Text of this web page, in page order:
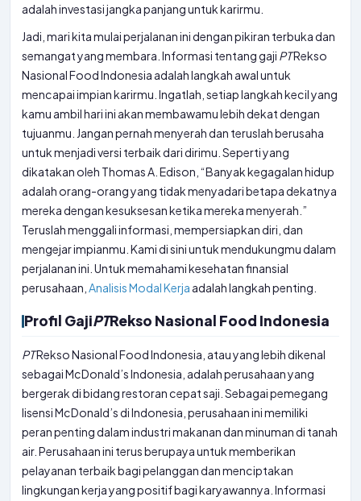
adalah investasi jangka panjang untuk karirmu.
Jadi, mari kita mulai perjalanan ini dengan pikiran terbuka dan
semangat yang membara. Informasi tentang gaji PTRekso
Nasional Food Indonesia adalah langkah awal untuk
mencapai impian karirmu. Ingatlah, setiap langkah kecil yang
kamu ambil hari ini akan membawamu lebih dekat dengan
tujuanmu. Jangan pernah menyerah dan teruslah berusaha
untuk menjadi versi terbaik dari dirimu. Seperti yang
dikatakan oleh Thomas A. Edison, “Banyak kegagalan hidup
adalah orang-orang yang tidak menyadari betapa dekatnya
mereka dengan kesuksesan ketika mereka menyerah.”
Teruslah menggali informasi, mempersiapkan diri, dan
mengejar impianmu. Kami di sini untuk mendukungmu dalam
perjalanan ini. Untuk memahami kesehatan finansial
perusahaan, Analisis Modal Kerja adalah langkah penting.
Profil GajiPTRekso Nasional Food Indonesia
PTRekso Nasional Food Indonesia, atau yang lebih dikenal
sebagai McDonald’s Indonesia, adalah perusahaan yang
bergerak di bidang restoran cepat saji. Sebagai pemegang
lisensi McDonald’s di Indonesia, perusahaan ini memiliki
peran penting dalam industri makanan dan minuman di tanah
air. Perusahaan ini terus berupaya untuk memberikan
pelayanan terbaik bagi pelanggan dan menciptakan
lingkungan kerja yang positif bagi karyawannya. Informasi